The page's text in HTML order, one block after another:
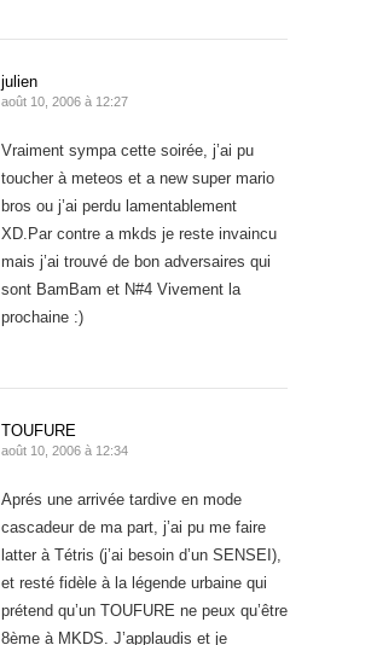
julien
août 10, 2006 à 12:27
Vraiment sympa cette soirée, j’ai pu
toucher à meteos et a new super mario
bros ou j’ai perdu lamentablement
XD.Par contre a mkds je reste invaincu
mais j’ai trouvé de bon adversaires qui
sont BamBam et N#4 Vivement la
prochaine :)
TOUFURE
août 10, 2006 à 12:34
Aprés une arrivée tardive en mode
cascadeur de ma part, j’ai pu me faire
latter à Tétris (j’ai besoin d’un SENSEI),
et resté fidèle à la légende urbaine qui
prétend qu’un TOUFURE ne peux qu’être
8ème à MKDS. J’applaudis et je